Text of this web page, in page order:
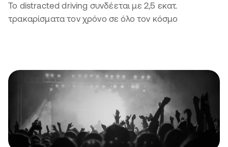
Το distracted driving συνδέεται με 2,5 εκατ.
τρακαρίσματα τον χρόνο σε όλο τον κόσμο